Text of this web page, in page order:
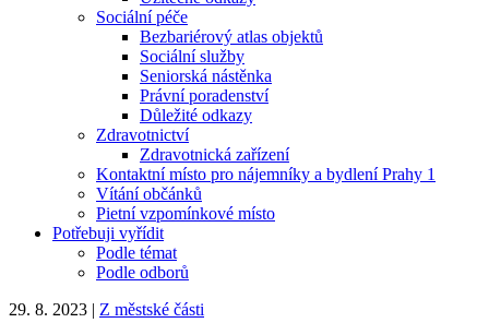
Sociální péče
Bezbariérový atlas objektů
Sociální služby
Seniorská nástěnka
Právní poradenství
Důležité odkazy
Zdravotnictví
Zdravotnická zařízení
Kontaktní místo pro nájemníky a bydlení Prahy 1
Vítání občánků
Pietní vzpomínkové místo
Potřebuji vyřídit
Podle témat
Podle odborů
29. 8. 2023 | Z městské části